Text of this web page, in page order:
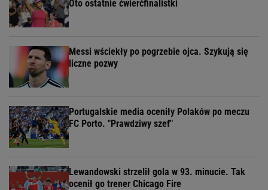
Oto ostatnie ćwierćfinalistki
Messi wściekły po pogrzebie ojca. Szykują się
liczne pozwy
Portugalskie media oceniły Polaków po meczu
FC Porto. "Prawdziwy szef"
Lewandowski strzelił gola w 93. minucie. Tak
ocenił go trener Chicago Fire